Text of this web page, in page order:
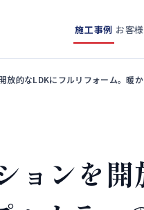
施工事例 お客
放的なLDKにフルリフォーム。暖
ョンを